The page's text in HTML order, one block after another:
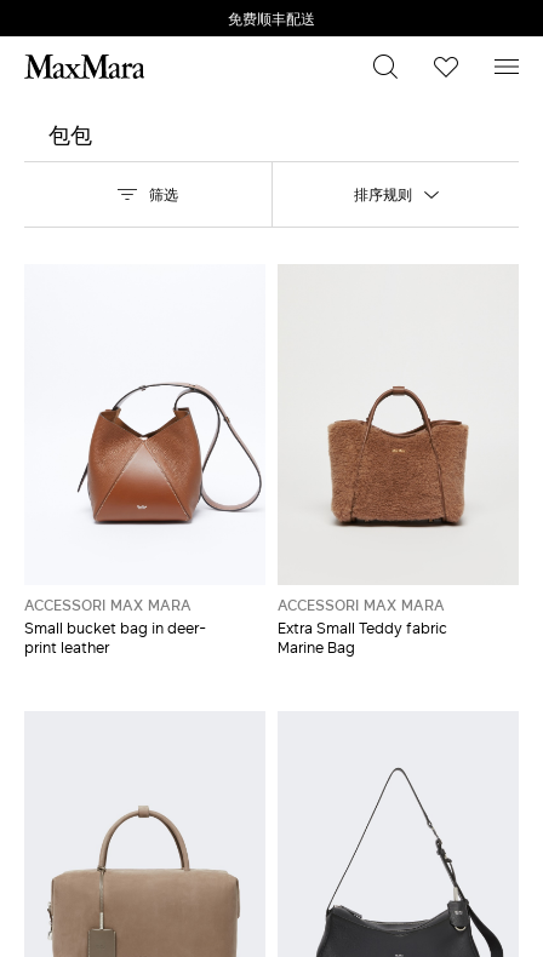
免费顺丰配送
搜索 心愿清
菜
包包
筛选 排序规则
ACCESSORI MAX MARA
Small bucket bag in deer-
print leather
ACCESSORI MAX MARA
Extra Small Teddy fabric
Marine Bag